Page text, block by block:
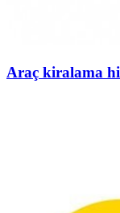
Araç kiralama